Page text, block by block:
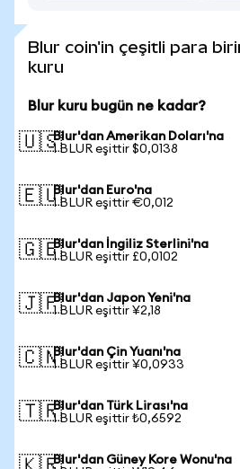
Blur coin'in çeşitli para
kuru
Blur kuru bugün ne kadar?
🇺🇸Blur'dan Amerikan Doları'na
1 BLUR eşittir $0,0138
🇪🇺Blur'dan Euro'na
1 BLUR eşittir €0,012
🇬🇧Blur'dan İngiliz Sterlini'na
1 BLUR eşittir £0,0102
🇯🇵Blur'dan Japon Yeni'na
1 BLUR eşittir ¥2,18
🇨🇳Blur'dan Çin Yuanı'na
1 BLUR eşittir ¥0,0933
🇹🇷Blur'dan Türk Lirası'na
1 BLUR eşittir ₺0,6592
Blur'dan Güney Kore Wonu'na